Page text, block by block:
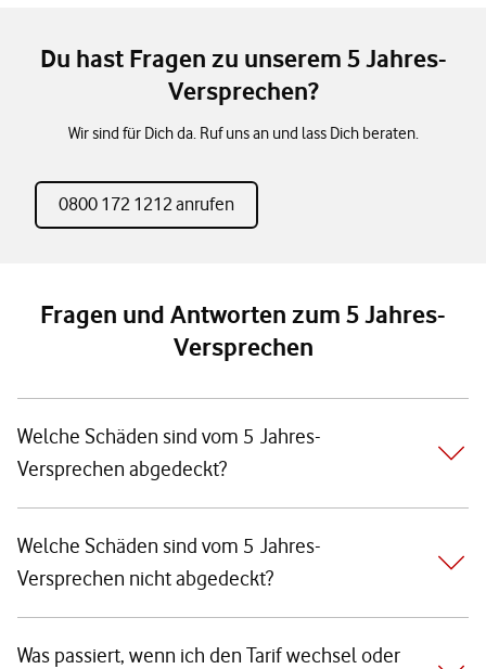
Du hast Fragen zu unserem 5 Jahres-
Versprechen?
Wir sind für Dich da. Ruf uns an und lass Dich beraten.
0800 172 1212 anrufen
Fragen und Antworten zum 5 Jahres-
Versprechen
Welche Schäden sind vom 5 Jahres-
Versprechen abgedeckt?
Welche Schäden sind vom 5 Jahres-
Versprechen nicht abgedeckt?
Was passiert, wenn ich den Tarif wechsel oder